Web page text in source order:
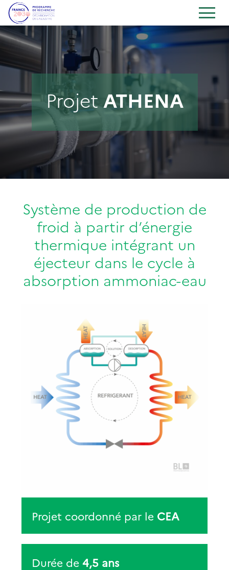
ProjetATHENA
Système de production de
froid à partir d’énergie
thermique intégrant un
éjecteur dans le cycle à
absorption ammoniac-eau
Projet coordonné par le CEA
Durée de 4,5 ans